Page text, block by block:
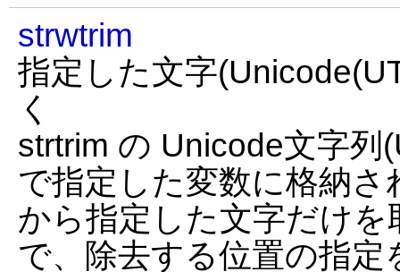
strwtrim
指定した文字
く
strtrim の Unicode文字列
で指定した変数に格納
から指定した文字だけ
で、除去する位置の指